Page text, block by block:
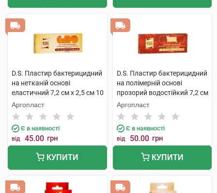
D.S. Пластир бактерицидний
на нетканій основі
еластичний 7,2 см х 2,5 см 10
шт
Аргопласт
Є в наявності
від 45.00 грн
КУПИТИ
D.S. Пластир бактерицидний
на полімерній основі
прозорий водостійкий 7,2 см
х 2,5 см 10 шт
Аргопласт
Є в наявності
від 50.00 грн
КУПИТИ